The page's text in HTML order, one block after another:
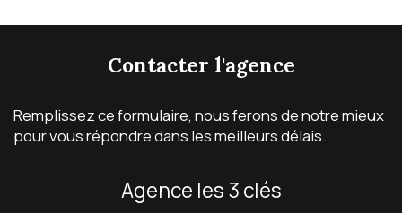
contacter l'agence
Remplissez ce formulaire, nous ferons de notre mieux
pour vous répondre dans les meilleurs délais.
agence les 3 clés